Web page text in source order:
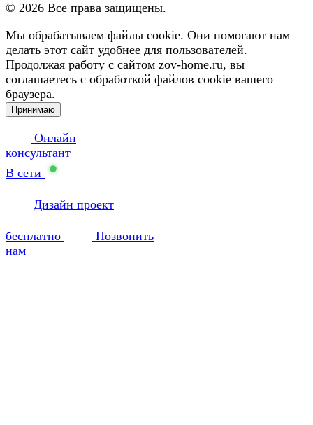
© 2026 Все права защищены.
Мы обрабатываем файлы cookie. Они помогают нам
делать этот сайт удобнее для пользователей.
Продолжая работу с сайтом zov-home.ru, вы
соглашаетесь с обработкой файлов cookie вашего
браузера.
Принимаю
Онлайн
консультант
В сети
Дизайн проект
бесплатно
Позвонить
нам